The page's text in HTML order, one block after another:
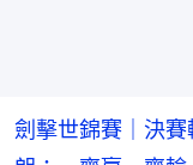
劍擊世錦賽｜決